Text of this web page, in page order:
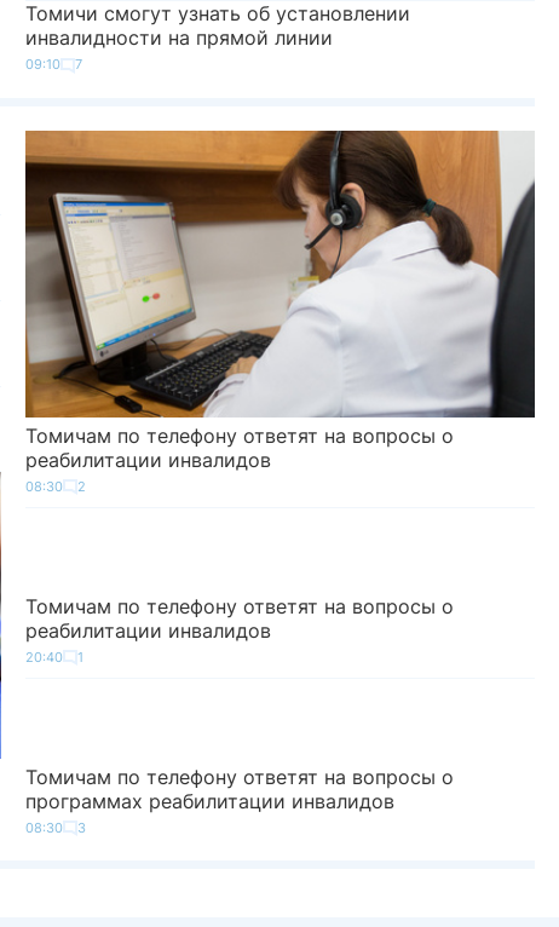
Томичи смогут узнать об установлении
инвалидности на прямой линии
09:10 7
Томичам по телефону ответят на вопросы о
реабилитации инвалидов
08:30 2
Томичам по телефону ответят на вопросы о
реабилитации инвалидов
20:40 1
Томичам по телефону ответят на вопросы о
программах реабилитации инвалидов
08:30 3